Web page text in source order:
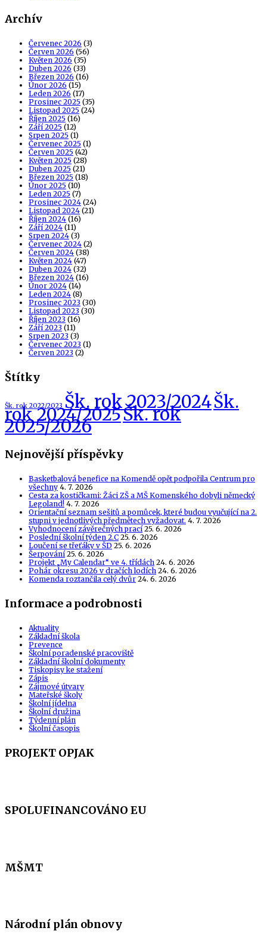
Archív
Červenec 2026 (3)
Červen 2026 (56)
Květen 2026 (35)
Duben 2026 (33)
Březen 2026 (16)
Únor 2026 (15)
Leden 2026 (17)
Prosinec 2025 (35)
Listopad 2025 (24)
Říjen 2025 (16)
Září 2025 (12)
Srpen 2025 (1)
Červenec 2025 (1)
Červen 2025 (42)
Květen 2025 (28)
Duben 2025 (21)
Březen 2025 (18)
Únor 2025 (10)
Leden 2025 (7)
Prosinec 2024 (24)
Listopad 2024 (21)
Říjen 2024 (16)
Září 2024 (11)
Srpen 2024 (3)
Červenec 2024 (2)
Červen 2024 (38)
Květen 2024 (47)
Duben 2024 (32)
Březen 2024 (16)
Únor 2024 (14)
Leden 2024 (8)
Prosinec 2023 (30)
Listopad 2023 (30)
Říjen 2023 (16)
Září 2023 (11)
Srpen 2023 (3)
Červenec 2023 (1)
Červen 2023 (2)
Štítky
Šk. rok 2022/2023 Šk. rok 2023/2024Šk.
rok 2024/2025Šk. rok
2025/2026
Nejnovější příspěvky
Basketbalová benefice na Komendě opět podpořila Centrum pro
všechny 4. 7. 2026
Cesta za kostičkami: Žáci ZŠ a MŠ Komenského dobyli německý
Legoland! 4. 7. 2026
Orientační seznam sešitů a pomůcek, které budou vyučující na 2.
stupni v jednotlivých předmětech vyžadovat. 4. 7. 2026
Vyhodnocení závěrečných prací 25. 6. 2026
Poslední školní týden 2.C 25. 6. 2026
Loučení se třeťáky v ŠD 25. 6. 2026
Šerpování 25. 6. 2026
Projekt „My Calendar“ ve 4. třídách 24. 6. 2026
Pohár okresu 2026 v dračích lodích 24. 6. 2026
Komenda roztančila celý dvůr 24. 6. 2026
Informace a podrobnosti
Aktuality
Základní škola
Prevence
Školní poradenské pracoviště
Základní školní dokumenty
Tiskopisy ke stažení
Zápis
Zájmové útvary
Mateřské školy
Školní jídelna
Školní družina
Týdenní plán
Školní časopis
PROJEKT OPJAK
SPOLUFINANCOVÁNO EU
MŠMT
Národní plán obnovy